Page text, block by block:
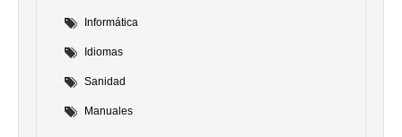
Informática
Idiomas
Sanidad
Manuales